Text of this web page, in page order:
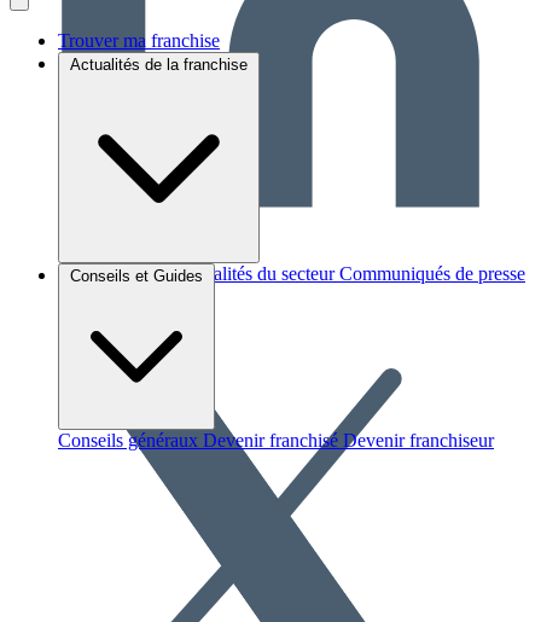
Trouver ma franchise
Actualités de la franchise
Brèves et actus Actualités du secteur Communiqués de presse
Conseils et Guides
Conseils généraux Devenir franchisé Devenir franchiseur